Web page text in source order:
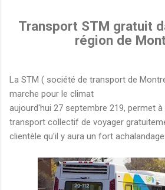
Transport STM gratuit
région de
La STM ( société de transport de
marche pour le climat
aujourd'hui 27 septembre 219, permet
transport collectif de voyager
clientèle qu'il y aura un fort achalandage.